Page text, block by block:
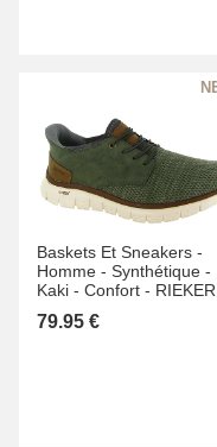
Baskets Et Sneakers -
Homme - Synthétique -
Kaki - Confort - RIEKER
79.95 €